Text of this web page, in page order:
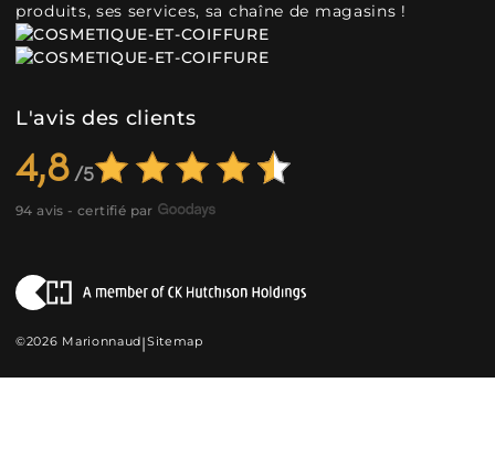
produits, ses services, sa chaîne de magasins !
L'avis des clients
4,8
94 avis - certifié par
©2026 Marionnaud|Sitemap